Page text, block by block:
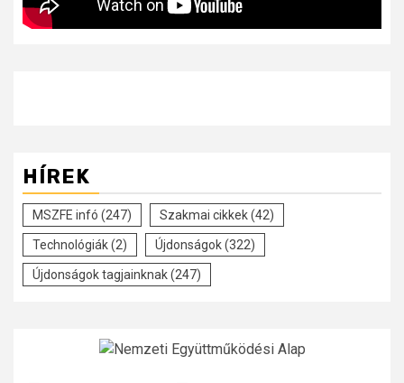
HÍREK
MSZFE infó (247) Szakmai cikkek(42)
Technológiák(2) Újdonságok(322)
Újdonságok tagjainknak(247)